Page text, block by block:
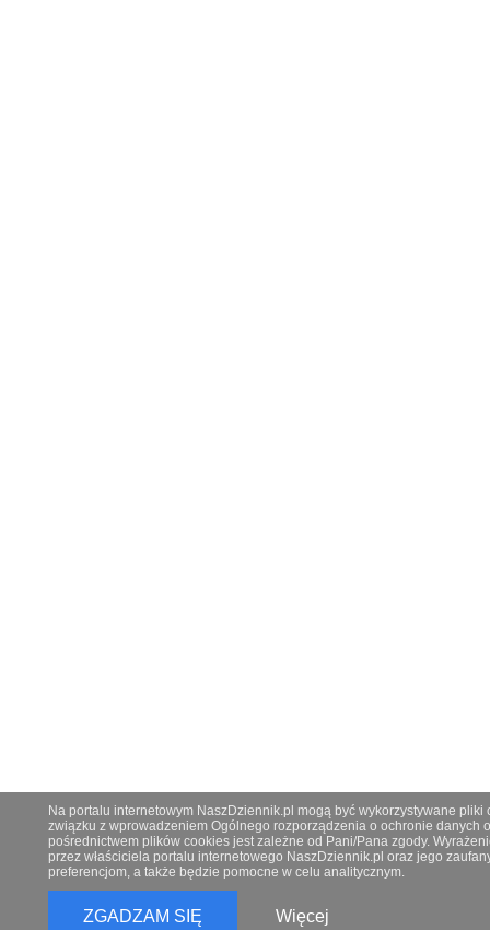
Na portalu internetowym NaszDziennik.pl mogą być wykorzystywane
związku z wprowadzeniem Ogólnego rozporządzenia o ochronie danych
pośrednictwem plików cookies jest zależne od Pani/Pana zgody.
przez właściciela portalu internetowego NaszDziennik.pl oraz jego
preferencjom, a także będzie pomocne w celu analitycznym.
ZGADZAM SIĘ Więcej